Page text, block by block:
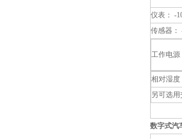
仪表： -
传感器
工作电源
相对湿度
另可选
数字式汽